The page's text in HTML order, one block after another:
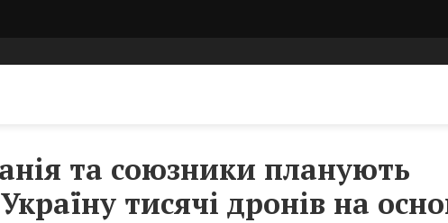
та союзники планують
тисячі дронів на